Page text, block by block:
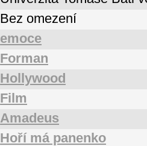
Bez omezení
emoce
Forman
Hollywood
Film
Amadeus
Hoří má panenko